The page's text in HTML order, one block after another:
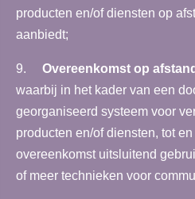
producten en/of diensten op
aanbiedt;
9. Overeenkomst op afstand
waarbij in het kader van een
georganiseerd systeem voor
producten en/of diensten, tot
overeenkomst uitsluitend
of meer technieken voor